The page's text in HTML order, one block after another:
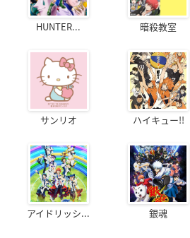
HUNTER... 暗殺教室
サンリオ ハイキュー!!
アイドリッシ... 銀魂